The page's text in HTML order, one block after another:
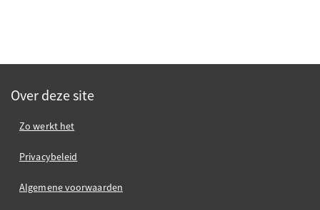
Over deze site
Zo werkt het
Privacybeleid
Algemene voorwaarden